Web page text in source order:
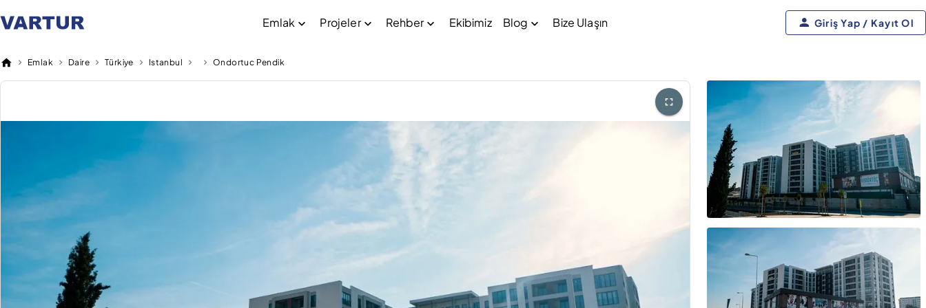
Emlak Projeler Rehber Ekibimiz Blog Bize Ulaşın Giriş Yap / Kayıt Ol
Emlak Daire Türkiye Istanbul Ondortuc Pendik